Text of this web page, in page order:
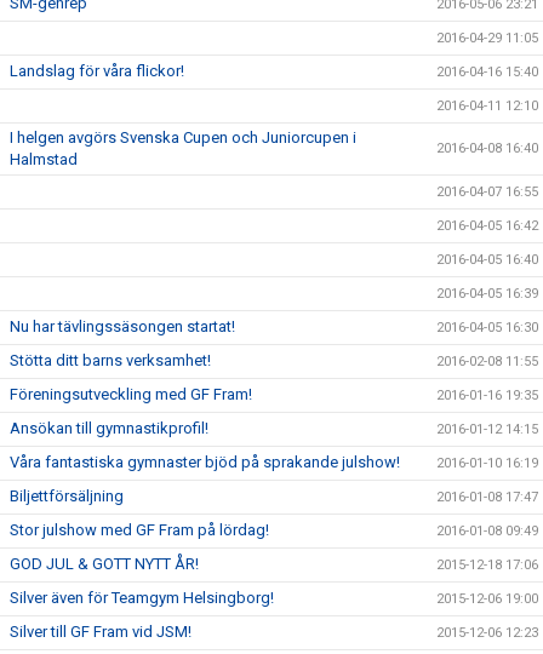
2016-05-06 23:21
2016-04-29 11:05
Landslag för våra flickor! 2016-04-16 15:40
2016-04-11 12:10
I helgen avgörs Svenska Cupen och Juniorcupen i
Halmstad
2016-04-08 16:40
2016-04-07 16:55
2016-04-05 16:42
2016-04-05 16:40
2016-04-05 16:39
Nu har tävlingssäsongen startat! 2016-04-05 16:30
Stötta ditt barns verksamhet! 2016-02-08 11:55
Föreningsutveckling med GF Fram! 2016-01-16 19:35
Ansökan till gymnastikprofil! 2016-01-12 14:15
Våra fantastiska gymnaster bjöd på sprakande julshow! 2016-01-10 16:19
Biljettförsäljning 2016-01-08 17:47
Stor julshow med GF Fram på lördag! 2016-01-08 09:49
GOD JUL & GOTT NYTT ÅR! 2015-12-18 17:06
Silver även för Teamgym Helsingborg! 2015-12-06 19:00
Silver till GF Fram vid JSM! 2015-12-06 12:23